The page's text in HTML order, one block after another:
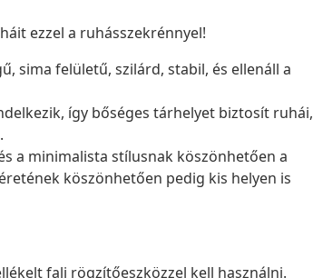
ezzel a ruhásszekrénnyel!
sima felületű, szilárd, stabil, és ellenáll a
így bőséges tárhelyet biztosít ruhái,
a minimalista stílusnak köszönhetően a
köszönhetően pedig kis helyen is
fali rögzítőeszközzel kell használni.